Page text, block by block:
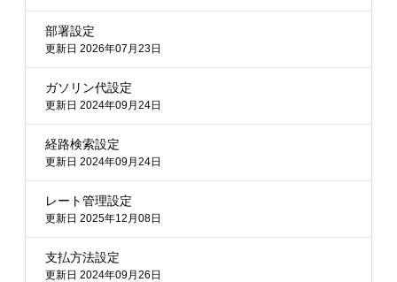
部署設定
更新日 2026年07月23日
ガソリン代設定
更新日 2024年09月24日
経路検索設定
更新日 2024年09月24日
レート管理設定
更新日 2025年12月08日
支払方法設定
更新日 2024年09月26日